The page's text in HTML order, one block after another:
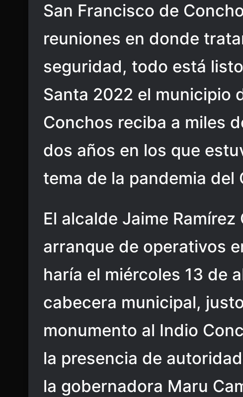
San Francisco de
reuniones en donde
seguridad, todo está
Santa 2022 el municipio
Conchos reciba a miles
dos años en los que
tema de la pandemia del
El alcalde Jaime
arranque de operativos
haría el miércoles 13 de
cabecera municipal,
monumento al Indio
la presencia de
la gobernadora Maru